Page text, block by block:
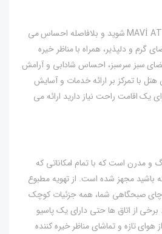
وارد MAVİ AT HOTEL Blue Horse شوید و بلافاصله احساس می
گرم و دلپذیر، همراه با مناظر خیره
سبز سرسبز، احساس شادابی و آرامش
هتل با تمرکز بر ارائه خدمات و آسایش
یک اقامت راحت نیاز دارید ارائه می
و مدرن است که با تمام امکاناتی که
باشید مجهز شده است. از تهویه مطبوع
چای صبحگاهی شما، همه جزئیات کوچک
از اتاق ها حتی دارای یک پاسیو
تازه و تماشای مناظر خیره کننده